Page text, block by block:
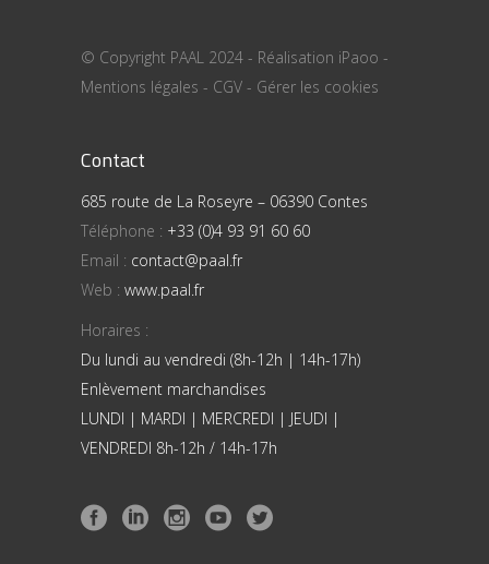
© Copyright PAAL 2024 - Réalisation iPaoo -
Mentions légales - CGV - Gérer les cookies
Contact
685 route de La Roseyre – 06390 Contes
Téléphone : +33 (0)4 93 91 60 60
Email : contact@paal.fr
Web : www.paal.fr
Horaires :
Du lundi au vendredi (8h-12h | 14h-17h)
Enlèvement marchandises
LUNDI | MARDI | MERCREDI | JEUDI |
VENDREDI 8h-12h / 14h-17h